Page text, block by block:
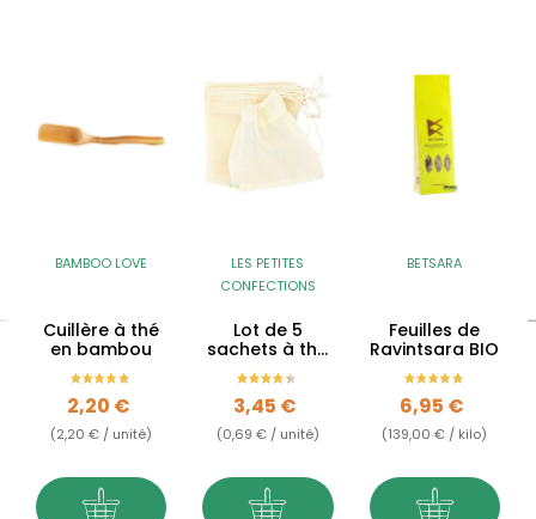
BAMBOO LOVE
Cuillère à thé
en bambou
Prix
2,20 €
(2,20 € / unité)
LES PETITES
CONFECTIONS
Lot de 5
sachets à thé
réutilisables
en coton BIO
Prix
3,45 €
(0,69 € / unité)
BETSARA
Feuilles de
Ravintsara BIO
Prix
6,95 €
(139,00 € / kilo)